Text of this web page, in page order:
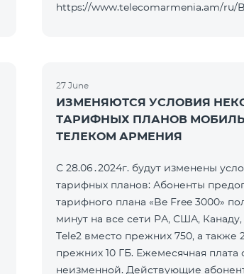
https://www.telecomarmenia.am/ru/
27 June
ИЗМЕНЯЮТСЯ УСЛОВИЯ
ТАРИФНЫХ ПЛАНОВ
ТЕЛЕКОМ АРМЕНИЯ
С 28.06․2024г. будут изменены
тарифных планов: Абоненты
тарифного плана «Be Free 3000»
минут на все сети РА, США,
Tele2 вместо прежних 750, а также
прежних 10 ГБ. Ежемесячная плата
неизменной. Действующие